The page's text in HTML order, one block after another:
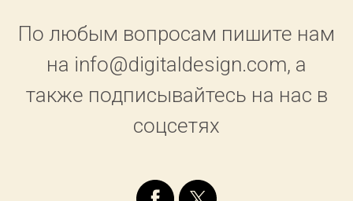
По любым вопросам пишите нам
на info@digitaldesign.com, а
также подписывайтесь на нас в
соцсетях